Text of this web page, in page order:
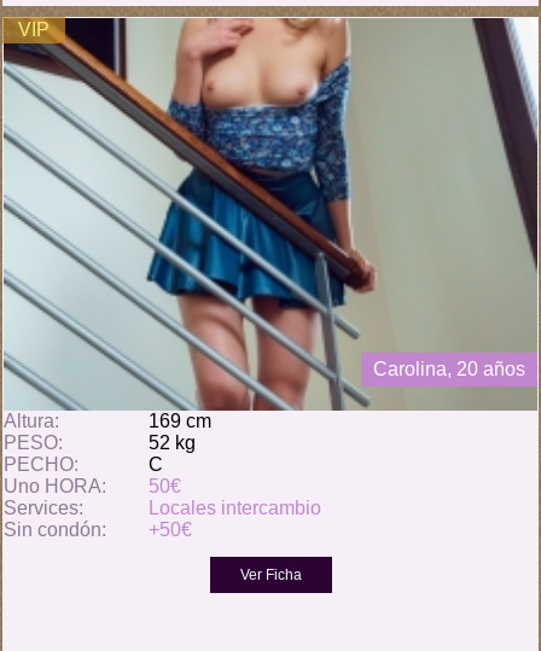
VIP
Carolina, 20 años
Altura:
169 cm
PESO:
52 kg
PECHO:
C
Uno HORA:
50€
Services:
Locales intercambio
Sin condón:
+50€